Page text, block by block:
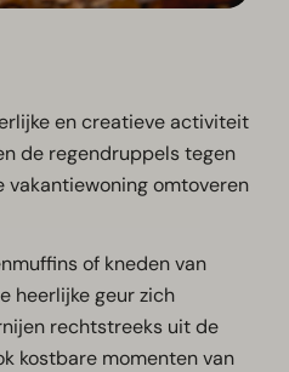
en creatieve activiteit
de regendruppels tegen
vakantiewoning omtoveren
of kneden van
heerlijke geur zich
rechtstreeks uit de
kostbare momenten van